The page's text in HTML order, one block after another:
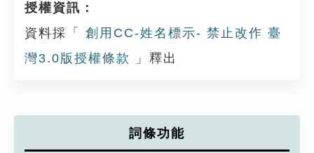
授權資訊：
資料採「
創用CC-姓名標示- 禁止改作 臺
灣3.0版授權條款
」釋出
詞條功能